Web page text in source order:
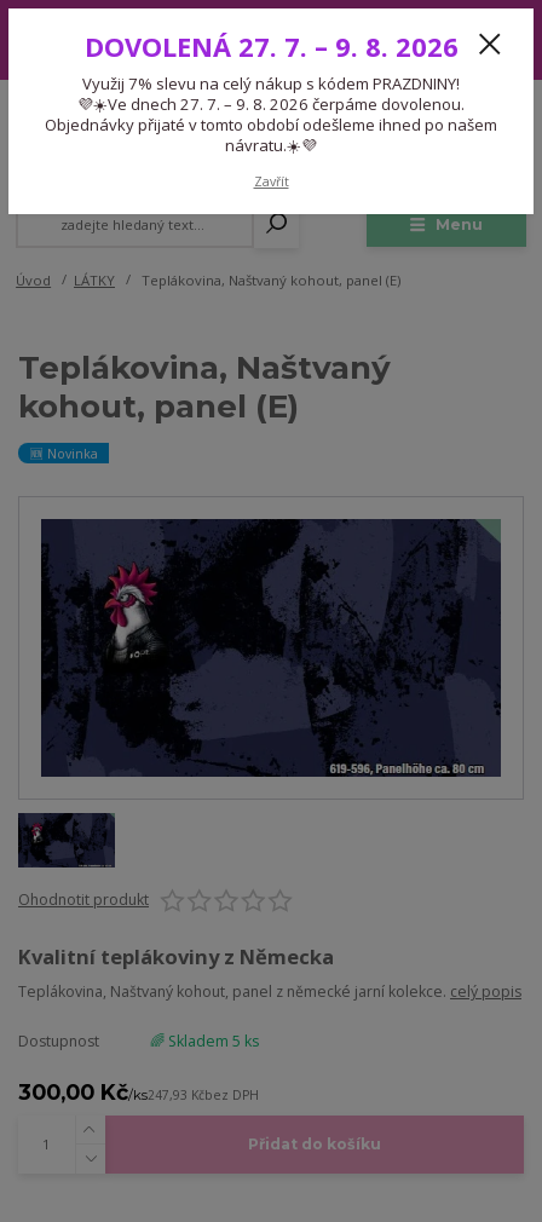
7. – 9. 8. 2026 čerpáme dovolenou. Objednávky přijaté v tomto období
odešleme ihned po našem návratu.☀️💜
Menu
CZK
Expedice 775 866 913
Po-Čt 9-15:30 Pá 9-14:30 Pauza 13-13:45
Úvod LÁTKY Teplákovina, Naštvaný kohout, panel (E)
Teplákovina, Naštvaný
kohout, panel (E)
🆕 Novinka
Ohodnotit produkt
Kvalitní teplákoviny z Německa
Teplákovina, Naštvaný kohout, panel z německé jarní kolekce. celý popis
Dostupnost 🌈 Skladem 5 ks
300,00 Kč/ks247,93 Kčbez DPH
Přidat do košíku
DOVOLENÁ 27. 7. – 9. 8. 2026
Využij 7% slevu na celý nákup s kódem PRAZDNINY!
💜☀️Ve dnech 27. 7. – 9. 8. 2026 čerpáme dovolenou.
Objednávky přijaté v tomto období odešleme ihned po našem
návratu.☀️💜
Zavřít